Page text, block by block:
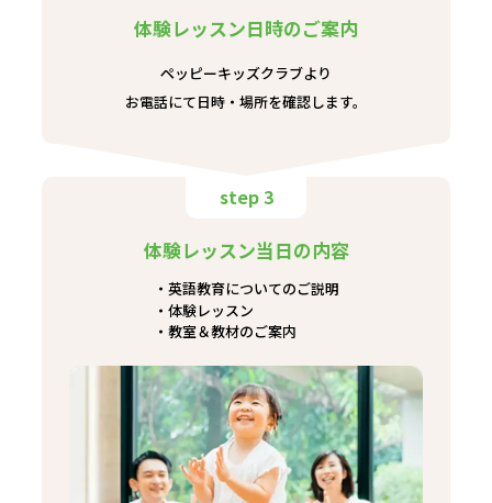
体験レッスン日時のご案内
ペッピーキッズクラブより
お電話にて日時・場所を確認します。
step 3
体験レッスン当日の内容
英語教育についてのご説明
体験レッスン
教室＆教材のご案内